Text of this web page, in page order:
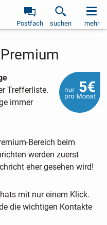
Postfach suchen mehr
Trefferliste.
immer
Bereich beim
werden zuerst
eher gesehen wird!
mit nur einem Klick.
die wichtigen Kontakte